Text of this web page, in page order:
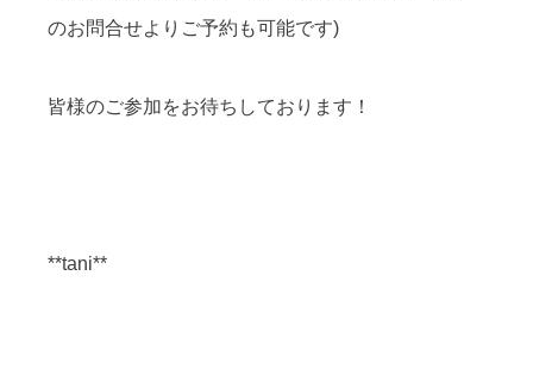
のお問合せよりご予約も可能です)
皆様のご参加をお待ちしております！
**tani**